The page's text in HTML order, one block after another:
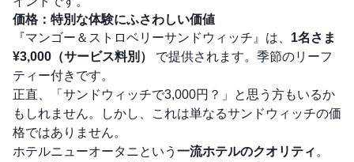
価格：特別な体験にふさわしい価値
『マンゴー＆ストロベリーサンドウィッチ』は、 1名さま
¥3,000（サービス料別）
で提供されます。季節のリーフ
ティー付きです。
正直、「サンドウィッチで3,000円？」と思う方もいるか
もしれません。しかし、これは単なるサンドウィッチの価
格ではありません。
ホテルニューオータニという 一流ホテルのクオリティ 。